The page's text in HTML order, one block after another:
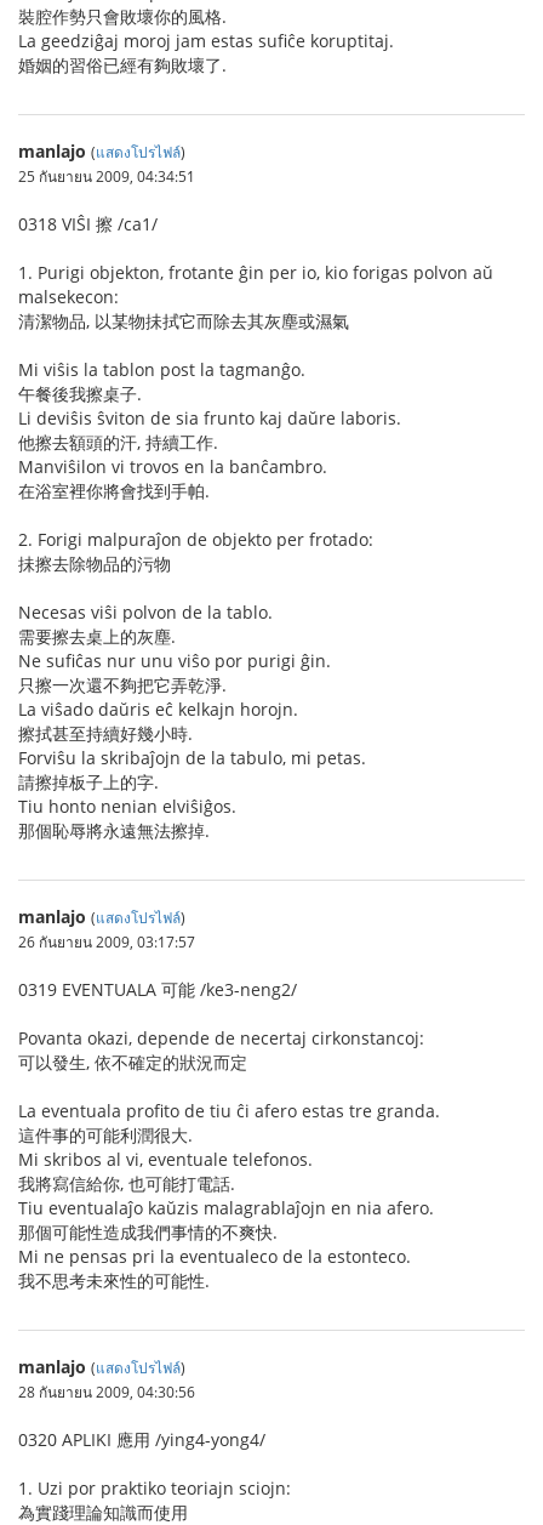
裝腔作勢只會敗壞你的風格.
La geedziĝaj moroj jam estas sufiĉe koruptitaj.
婚姻的習俗已經有夠敗壞了.
manlajo (แสดงโปรไฟล์)
25 กันยายน 2009, 04:34:51
0318 VIŜI 擦 /ca1/
1. Purigi objekton, frotante ĝin per io, kio forigas polvon aŭ
malsekecon:
清潔物品, 以某物抺拭它而除去其灰塵或濕氣
Mi viŝis la tablon post la tagmanĝo.
午餐後我擦桌子.
Li deviŝis ŝviton de sia frunto kaj daŭre laboris.
他擦去額頭的汗, 持續工作.
Manviŝilon vi trovos en la banĉambro.
在浴室裡你將會找到手帕.
2. Forigi malpuraĵon de objekto per frotado:
抺擦去除物品的污物
Necesas viŝi polvon de la tablo.
需要擦去桌上的灰塵.
Ne sufiĉas nur unu viŝo por purigi ĝin.
只擦一次還不夠把它弄乾淨.
La viŝado daŭris eĉ kelkajn horojn.
擦拭甚至持續好幾小時.
Forviŝu la skribaĵojn de la tabulo, mi petas.
請擦掉板子上的字.
Tiu honto nenian elviŝiĝos.
那個恥辱將永遠無法擦掉.
manlajo (แสดงโปรไฟล์)
26 กันยายน 2009, 03:17:57
0319 EVENTUALA 可能 /ke3-neng2/
Povanta okazi, depende de necertaj cirkonstancoj:
可以發生, 依不確定的狀況而定
La eventuala profito de tiu ĉi afero estas tre granda.
這件事的可能利潤很大.
Mi skribos al vi, eventuale telefonos.
我將寫信給你, 也可能打電話.
Tiu eventualaĵo kaŭzis malagrablaĵojn en nia afero.
那個可能性造成我們事情的不爽快.
Mi ne pensas pri la eventualeco de la estonteco.
我不思考未來性的可能性.
manlajo (แสดงโปรไฟล์)
28 กันยายน 2009, 04:30:56
0320 APLIKI 應用 /ying4-yong4/
1. Uzi por praktiko teoriajn sciojn:
為實踐理論知識而使用